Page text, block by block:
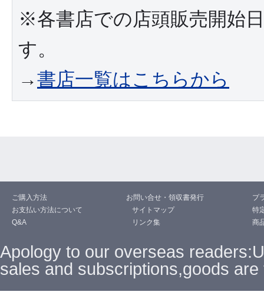
※各書店での店頭販売開始
す。
→書店一覧はこちらから
ご購入方法
お支払い方法について
Q&A
お問い合せ・領収書発行
サイトマップ
リンク集
プ
特
商
Apology to our overseas
sales and subscriptions,goods